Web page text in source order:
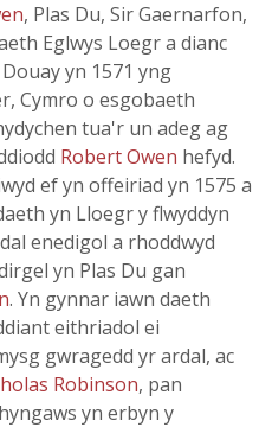
, Plas Du, Sir Gaernarfon,
Eglwys Loegr a dianc
yn 1571 yng
Cymro o esgobaeth
tua'r un adeg ag
Robert Owen hefyd.
ef yn offeiriad yn 1575 a
yn Lloegr y flwyddyn
enedigol a rhoddwyd
yn Plas Du gan
. Yn gynnar iawn daeth
eithriadol ei
gwragedd yr ardal, ac
Robinson, pan
yn erbyn y